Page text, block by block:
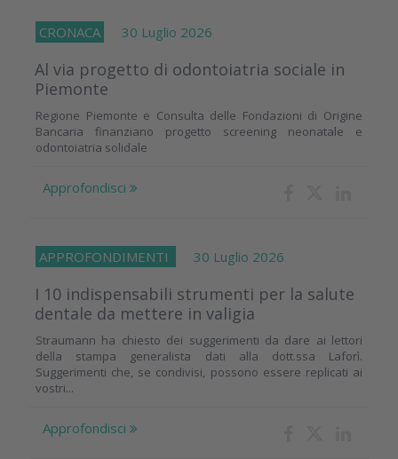
CRONACA 30 Luglio 2026
Al via progetto di odontoiatria sociale in
Piemonte
Regione Piemonte e Consulta delle Fondazioni di Origine
Bancaria finanziano progetto screening neonatale e
odontoiatria solidale
Approfondisci
APPROFONDIMENTI 30 Luglio 2026
I 10 indispensabili strumenti per la salute
dentale da mettere in valigia
Straumann ha chiesto dei suggerimenti da dare ai lettori
della stampa generalista dati alla dott.ssa Laforì.
Suggerimenti che, se condivisi, possono essere replicati ai
vostri...
Approfondisci